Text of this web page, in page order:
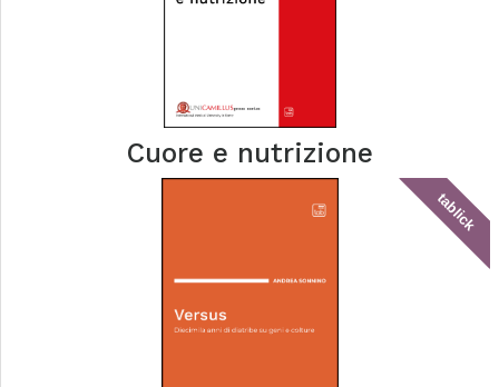
Cuore e nutrizione
tablick